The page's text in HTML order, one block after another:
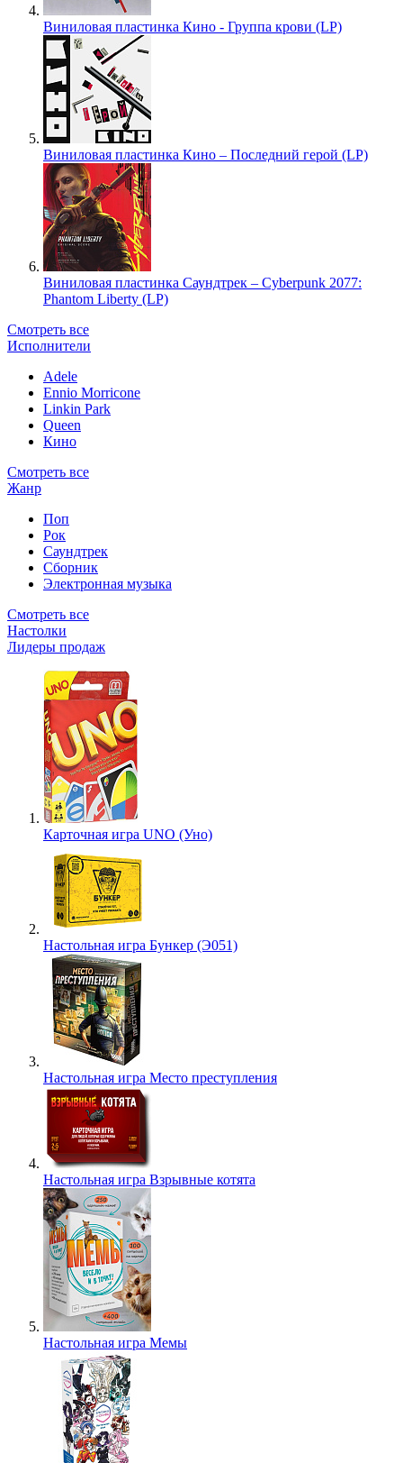
Виниловая пластинка Кино - Группа крови (LP)
Виниловая пластинка Кино – Последний герой (LP)
Виниловая пластинка Саундтрек – Cyberpunk 2077:
Phantom Liberty (LP)
Смотреть все
Исполнители
Adele
Ennio Morricone
Linkin Park
Queen
Кино
Смотреть все
Жанр
Поп
Рок
Саундтрек
Сборник
Электронная музыка
Смотреть все
Настолки
Лидеры продаж
Карточная игра UNO (Уно)
Настольная игра Бункер (Э051)
Настольная игра Место преступления
Настольная игра Взрывные котята
Настольная игра Мемы